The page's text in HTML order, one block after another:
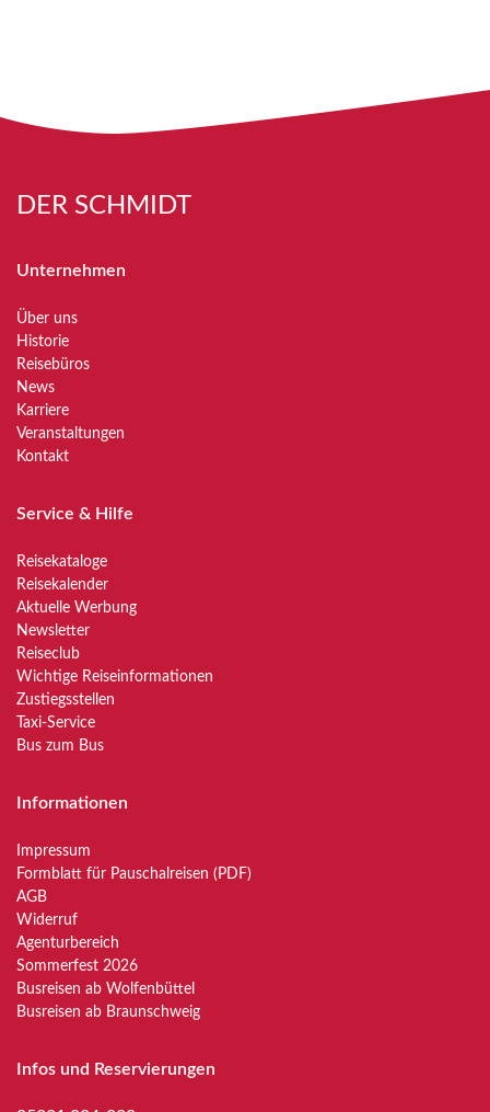
DER SCHMIDT
Unternehmen
Über uns
Historie
Reisebüros
News
Karriere
Veranstaltungen
Kontakt
Service & Hilfe
Reisekataloge
Reisekalender
Aktuelle Werbung
Newsletter
Reiseclub
Wichtige Reiseinformationen
Zustiegsstellen
Taxi-Service
Bus zum Bus
Informationen
Impressum
Formblatt für Pauschalreisen (PDF)
AGB
Widerruf
Agenturbereich
Sommerfest 2026
Busreisen ab Wolfenbüttel
Busreisen ab Braunschweig
Infos und Reservierungen